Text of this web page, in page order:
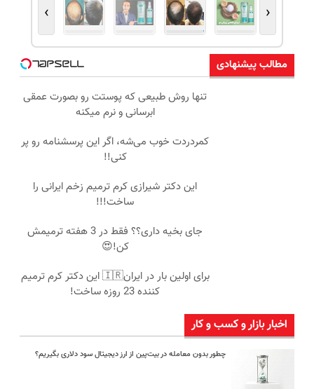
‹
›
مطالب پیشنهادی
تنها روش طبیعی که پوستت رو بصورت عمقی
ابرسانی و نرم میکنه
کمردردت خوب می‌شه، اگر این پرسشنامه رو پر
کنی!!
این دکتر شیرازی کرم ترمیم زخم ایرانی را
ساخت!!!
جای بخیه داری؟؟ فقط در 3 هفته ترمیمش
کن!😍
برای اولین بار در ایران🇮🇷 این دکتر کرم ترمیم
کننده 23 روزه ساخت!
اخبار بازار و کسب و کار
چطور بدون معامله در بیت‌پین از ارز دیجیتال سود دلاری بگیریم؟